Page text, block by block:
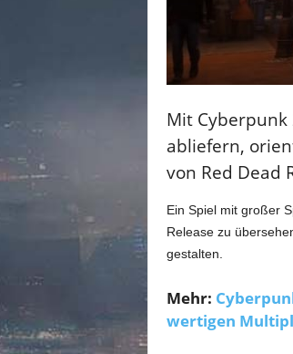
t
z
Mit Cyberpunk
abliefern,
von Red Dead
Ein Spiel mit großer
Release zu
gestalten.
Mehr:
wertigen